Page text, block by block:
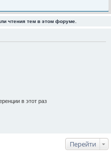
чтения тем в этом форуме.
в этот раз
Перейти